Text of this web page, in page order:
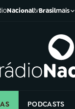
NacionaltvBrasilmais
PODCASTS